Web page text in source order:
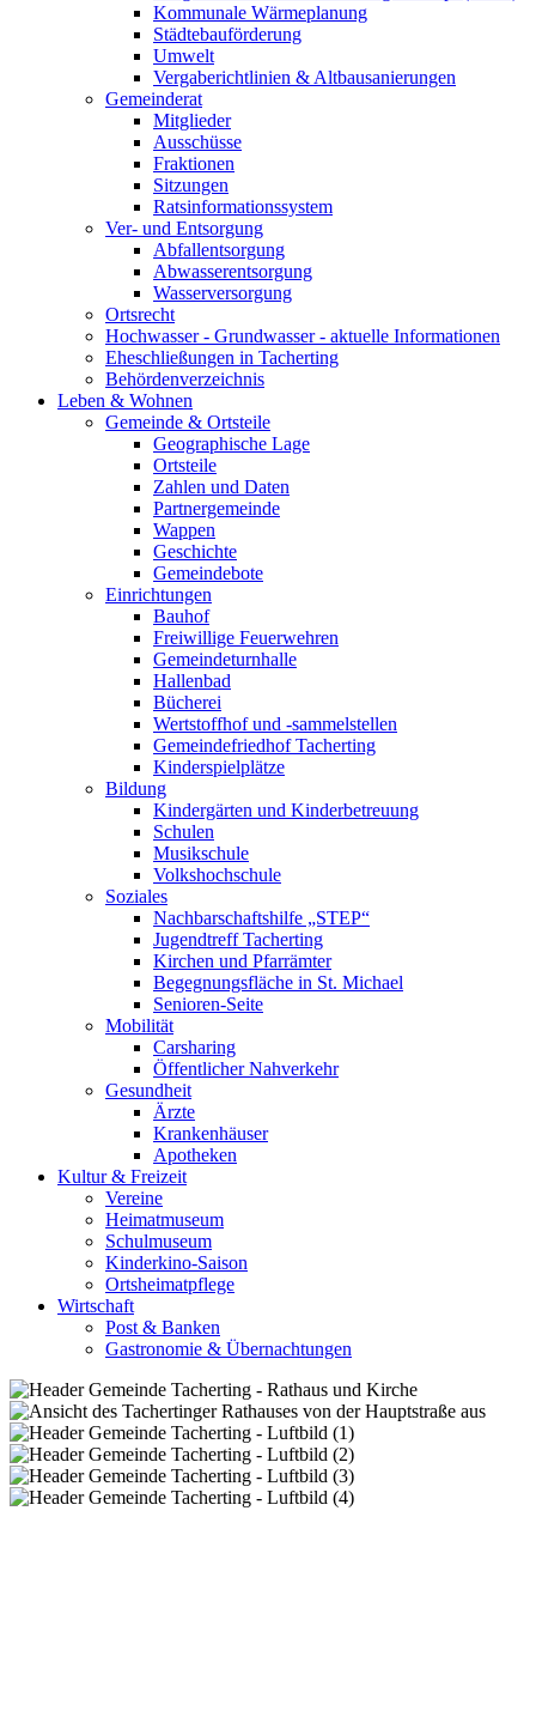
Kommunale Wärmeplanung
Städtebauförderung
Umwelt
Vergaberichtlinien & Altbausanierungen
Gemeinderat
Mitglieder
Ausschüsse
Fraktionen
Sitzungen
Ratsinformationssystem
Ver- und Entsorgung
Abfallentsorgung
Abwasserentsorgung
Wasserversorgung
Ortsrecht
Hochwasser - Grundwasser - aktuelle Informationen
Eheschließungen in Tacherting
Behördenverzeichnis
Leben & Wohnen
Gemeinde & Ortsteile
Geographische Lage
Ortsteile
Zahlen und Daten
Partnergemeinde
Wappen
Geschichte
Gemeindebote
Einrichtungen
Bauhof
Freiwillige Feuerwehren
Gemeindeturnhalle
Hallenbad
Bücherei
Wertstoffhof und -sammelstellen
Gemeindefriedhof Tacherting
Kinderspielplätze
Bildung
Kindergärten und Kinderbetreuung
Schulen
Musikschule
Volkshochschule
Soziales
Nachbarschaftshilfe „STEP“
Jugendtreff Tacherting
Kirchen und Pfarrämter
Begegnungsfläche in St. Michael
Senioren-Seite
Mobilität
Carsharing
Öffentlicher Nahverkehr
Gesundheit
Ärzte
Krankenhäuser
Apotheken
Kultur & Freizeit
Vereine
Heimatmuseum
Schulmuseum
Kinderkino-Saison
Ortsheimatpflege
Wirtschaft
Post & Banken
Gastronomie & Übernachtungen